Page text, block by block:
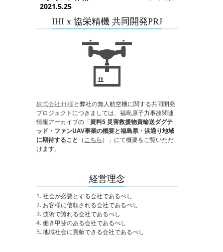
2021.5.25
IHI x 協栄精機 共同開発PRJ
株式会社IHI様と弊社の無人航空機に関する共同開発
プロジェクトにつきましては、福島原子力事故関連
情報アーカイブの「資料5 災害救援物資輸送ダグテ
ッド・ファンUAV事業の概要と福島県・浜通り地域
に期待すること （こちら）」にて概要をご覧いただ
けます。
経営理念
1. 社会が必要とする会社であるべし
2. お客様に信頼される会社であるべし
3. 技術で誇れる会社であるべし
4. 働き甲斐のある会社であるべし
5. 地域社会に貢献できる会社であるべし